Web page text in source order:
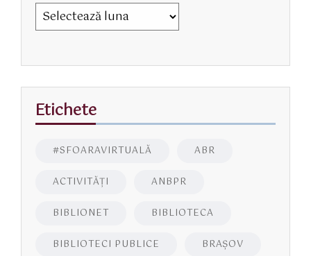
Etichete
#SFOARAVIRTUALĂ ABR
ACTIVITĂŢI ANBPR
BIBLIONET BIBLIOTECA
BIBLIOTECI PUBLICE BRAŞOV